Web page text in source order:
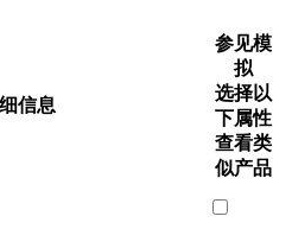
信息
参见模
拟
选择以
下属性
查看类
似产品